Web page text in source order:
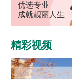
优选专业
成就靓丽人生
精彩视频